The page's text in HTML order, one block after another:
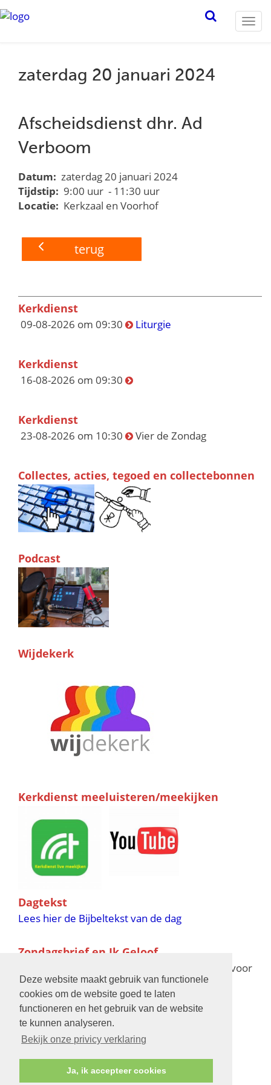
Deze website maakt gebruik van functionele
cookies om de website goed te laten
functioneren en het gebruik van de website
te kunnen analyseren.
Bekijk onze privicy verklaring
Ja, ik accepteer cookies
zaterdag 20 januari 2024
Afscheidsdienst dhr. Ad
Verboom
Datum: zaterdag 20 januari 2024
Tijdstip: 9:00 uur - 11:30 uur
Locatie: Kerkzaal en Voorhof
terug
Kerkdienst
09-08-2026 om 09:30 Liturgie
Kerkdienst
16-08-2026 om 09:30
Kerkdienst
23-08-2026 om 10:30 Vier de Zondag
Collectes, acties, tegoed en collectebonnen
Podcast
Wijdekerk
Kerkdienst meeluisteren/meekijken
Dagtekst
Lees hier de Bijbeltekst van de dag
Zondagsbrief en Ik Geloof
voor
de verschijningsdata in 2025 en 2026
Bijbelschool